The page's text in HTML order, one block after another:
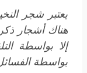
يعتبر شجر
هناك أشجار
إلا بواسطة
بواسطة